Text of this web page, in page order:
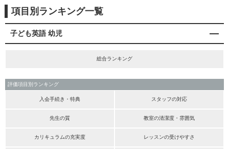
項目別ランキング一覧
子ども英語 幼児
総合ランキング
評価項目別ランキング
入会手続き・特典 スタッフの対応
先生の質 教室の清潔度・雰囲気
カリキュラムの充実度 レッスンの受けやすさ